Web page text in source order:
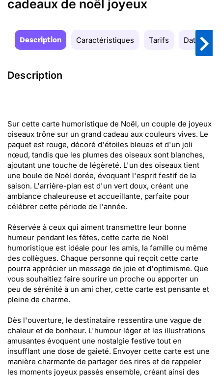
cadeaux de noël joyeux
Description Caractéristiques Tarifs Date de
Description
Sur cette carte humoristique de Noël, un couple de joyeux
oiseaux trône sur un grand cadeau aux couleurs vives. Le
paquet est rouge, décoré d'étoiles bleues et d'un joli
nœud, tandis que les plumes des oiseaux sont blanches,
ajoutant une touche de légèreté. L'un des oiseaux tient
une boule de Noël dorée, évoquant l'esprit festif de la
saison. L'arrière-plan est d'un vert doux, créant une
ambiance chaleureuse et accueillante, parfaite pour
célébrer cette période de l'année.
Réservée à ceux qui aiment transmettre leur bonne
humeur pendant les fêtes, cette carte de Noël
humoristique est idéale pour les amis, la famille ou même
des collègues. Chaque personne qui reçoit cette carte
pourra apprécier un message de joie et d'optimisme. Que
vous souhaitiez faire sourire un proche ou apporter un
peu de sérénité à un ami cher, cette carte est pensante et
pleine de charme.
Dès l'ouverture, le destinataire ressentira une vague de
chaleur et de bonheur. L'humour léger et les illustrations
amusantes évoquent une nostalgie festive tout en
insufflant une dose de gaieté. Envoyer cette carte est une
manière charmante de partager des rires et de rappeler
les moments joyeux passés ensemble, créant ainsi des